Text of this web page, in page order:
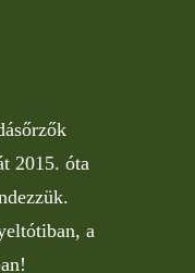
2015. óta
a